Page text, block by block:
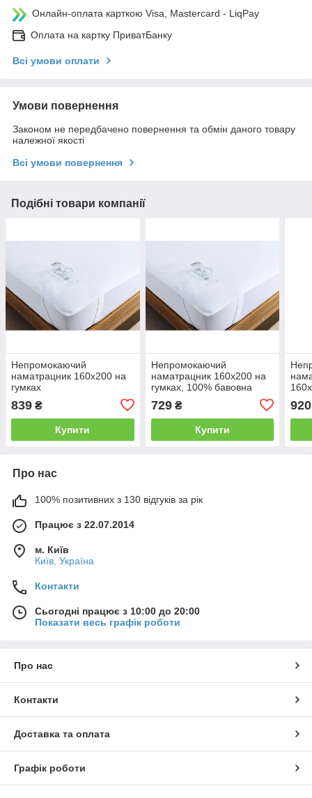
Онлайн-оплата карткою Visa, Mastercard - LiqPay
Оплата на картку ПриватБанку
Всі умови оплати
Умови повернення
Законом не передбачено повернення та обмін даного товару
належної якості
Всі умови повернення
Подібні товари компанії
Непромокаючий
наматрацник 160х200 на
гумках
839 ₴
Купити
Непромокаючий
наматрацник 160х200 на
гумках, 100% бавовна
729₴
Купити
920
Про нас
100% позитивних з 130 відгуків за рік
Працює з 22.07.2014
м. Київ
Київ, Україна
Контакти
Сьогодні працює з 10:00 до 20:00
Показати весь графік роботи
Про нас
Контакти
Доставка та оплата
Графік роботи